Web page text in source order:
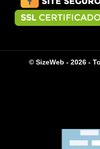
© SizeWeb - 2026 -